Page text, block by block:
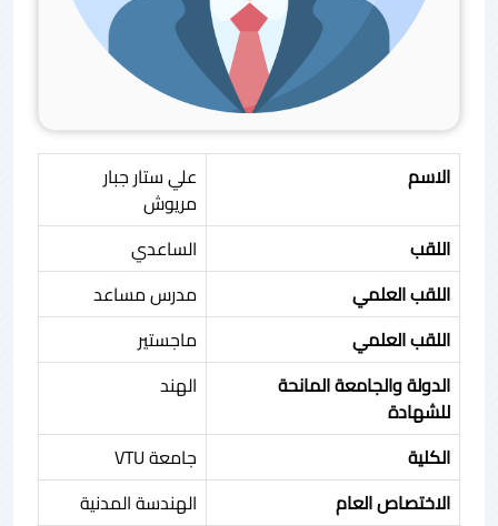
الاسم
علي ستار جبار
مريوش
اللقب
الساعدي
اللقب العلمي
مدرس مساعد
اللقب العلمي
ماجستير
الدولة والجامعة المانحة
للشهادة
الهند
الكلية
جامعة VTU
الاختصاص العام
الهندسة المدنية